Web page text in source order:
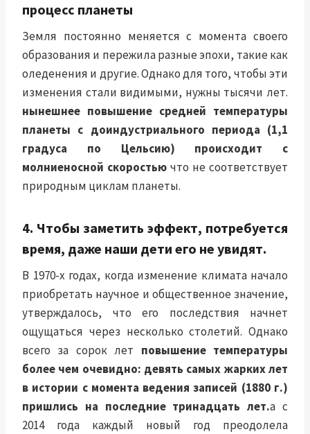
процесс планеты
Земля постоянно меняется с момента своего
образования и пережила разные эпохи, такие как
оледенения и другие. Однако для того, чтобы эти
изменения стали видимыми, нужны тысячи лет.
нынешнее повышение средней температуры
планеты с доиндустриального периода (1,1
градуса по Цельсию) происходит с
молниеносной скоростью что не соответствует
природным циклам планеты.
4. Чтобы заметить эффект, потребуется
время, даже наши дети его не увидят.
В 1970-х годах, когда изменение климата начало
приобретать научное и общественное значение,
утверждалось, что его последствия начнет
ощущаться через несколько столетий. Однако
всего за сорок лет повышение температуры
более чем очевидно: девять самых жарких лет
в истории с момента ведения записей (1880 г.)
пришлись на последние тринадцать лет.а с
2014 года каждый новый год преодолела